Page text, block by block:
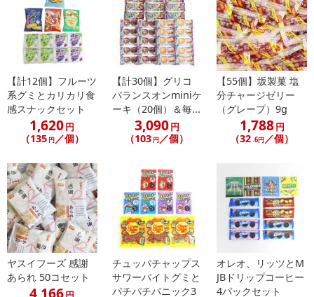
【計12個】フルーツ
系グミとカリカリ食
感スナックセット
1,620円
（135 円／個）
【計30個】グリコ
バランスオンminiケ
ーキ（20個）＆毎...
3,090円
（103 円 ／個）
【55個】坂製菓 塩
分チャージゼリー
（グレープ）9g
1,788円
（32 .6円 ／個）
ヤスイフーズ 感謝
あられ 50コセット
チュッパチャップス
サワーバイトグミと
パチパチパニック3
オレオ、リッツとM
JBドリップコーヒー
4パックセット